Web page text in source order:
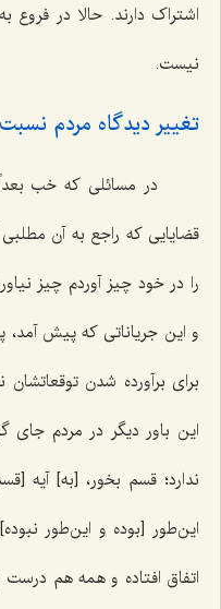
اشتراک دارند. حالا در
نیست.
تغییر دیدگاه مردم
در مسائلی که خب
قضایایی که راجع به آن
را در خود چیز آوردم چیز
و این جریاناتی که پیش آمد،
برای برآورده شدن
این باور دیگر در مردم جای
ندارد؛ قسم بخور، [به] آیه
این‌طور [بوده و این‌طور
اتفاق افتاده و همه هم